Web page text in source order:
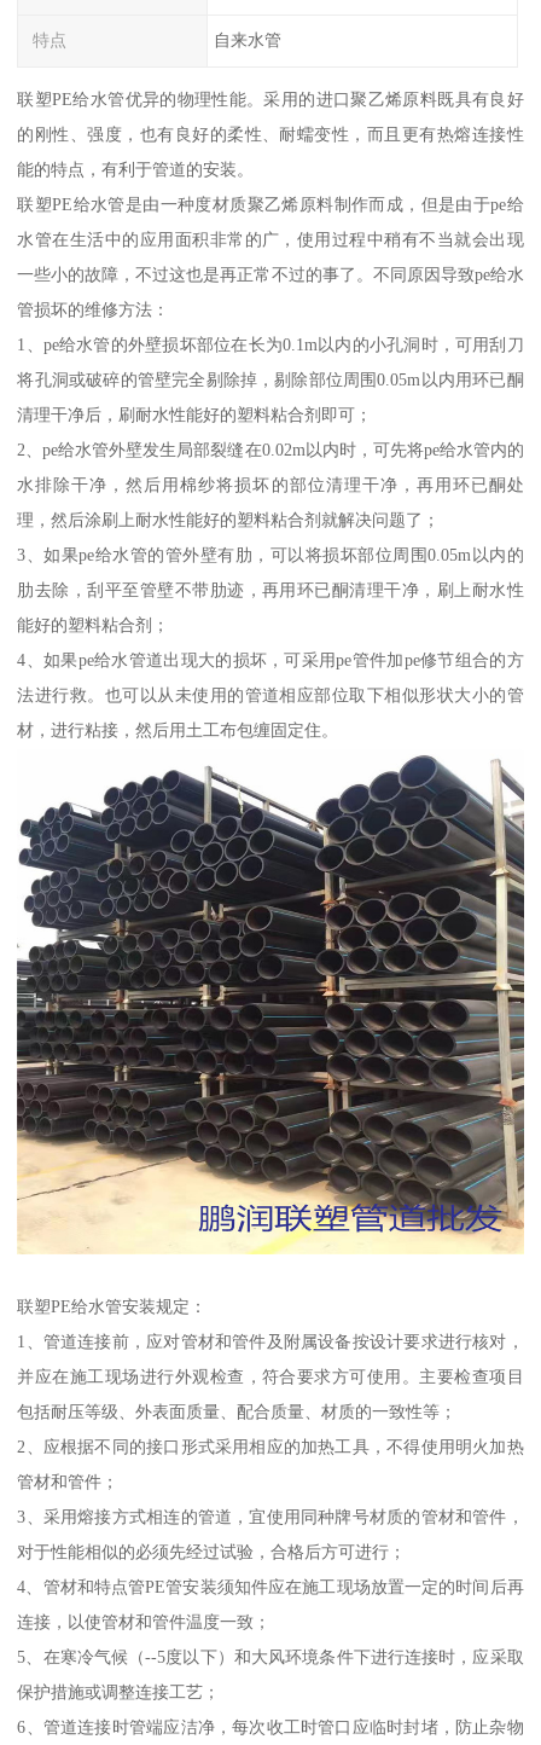
特点 自来水管
联塑PE给水管优异的物理性能。采用的进口聚乙烯原料既具有良好
的刚性、强度，也有良好的柔性、耐蠕变性，而且更有热熔连接性
能的特点，有利于管道的安装。
联塑PE给水管是由一种度材质聚乙烯原料制作而成，但是由于pe给
水管在生活中的应用面积非常的广，使用过程中稍有不当就会出现
一些小的故障，不过这也是再正常不过的事了。不同原因导致pe给水
管损坏的维修方法：
1、pe给水管的外壁损坏部位在长为0.1m以内的小孔洞时，可用刮刀
将孔洞或破碎的管壁完全剔除掉，剔除部位周围0.05m以内用环已酮
清理干净后，刷耐水性能好的塑料粘合剂即可；
2、pe给水管外壁发生局部裂缝在0.02m以内时，可先将pe给水管内的
水排除干净，然后用棉纱将损坏的部位清理干净，再用环已酮处
理，然后涂刷上耐水性能好的塑料粘合剂就解决问题了；
3、如果pe给水管的管外壁有肋，可以将损坏部位周围0.05m以内的
肋去除，刮平至管壁不带肋迹，再用环已酮清理干净，刷上耐水性
能好的塑料粘合剂；
4、如果pe给水管道出现大的损坏，可采用pe管件加pe修节组合的方
法进行救。也可以从未使用的管道相应部位取下相似形状大小的管
材，进行粘接，然后用土工布包缠固定住。
联塑PE给水管安装规定：
1、管道连接前，应对管材和管件及附属设备按设计要求进行核对，
并应在施工现场进行外观检查，符合要求方可使用。主要检查项目
包括耐压等级、外表面质量、配合质量、材质的一致性等；
2、应根据不同的接口形式采用相应的加热工具，不得使用明火加热
管材和管件；
3、采用熔接方式相连的管道，宜使用同种牌号材质的管材和管件，
对于性能相似的必须先经过试验，合格后方可进行；
4、管材和特点管PE管安装须知件应在施工现场放置一定的时间后再
连接，以使管材和管件温度一致；
5、在寒冷气候（--5度以下）和大风环境条件下进行连接时，应采取
保护措施或调整连接工艺；
6、管道连接时管端应洁净，每次收工时管口应临时封堵，防止杂物